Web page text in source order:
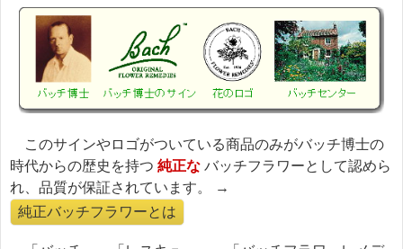
このサインやロゴがついている商品のみがバッチ博士の
時代からの歴史を持つ 純正な バッチフラワーとして認めら
れ、品質が保証されています。 →
純正バッチフラワーとは